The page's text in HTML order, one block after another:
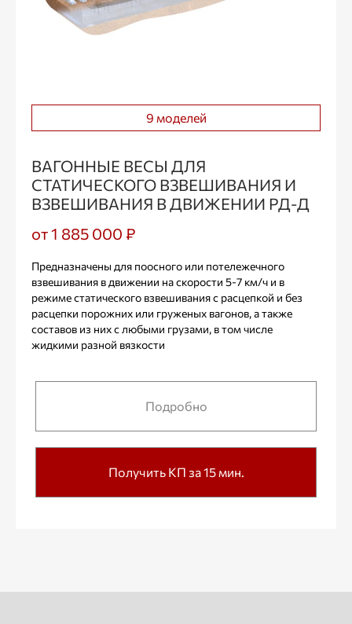
9 моделей
ВАГОННЫЕ ВЕСЫ ДЛЯ
СТАТИЧЕСКОГО ВЗВЕШИВАНИЯ И
ВЗВЕШИВАНИЯ В ДВИЖЕНИИ РД-Д
от 1 885 000 ₽
Предназначены для поосного или потележечного
взвешивания в движении на скорости 5-7 км/ч и в
режиме статического взвешивания с расцепкой и без
расцепки порожних или груженых вагонов, а также
составов из них с любыми грузами, в том числе
жидкими разной вязкости
Подробно
Получить КП за 15 мин.